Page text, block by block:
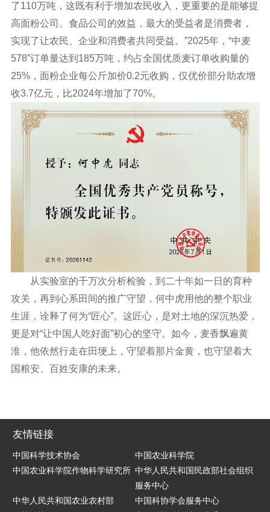
了110万吨，这既有利于增加农民收入，更重要的是能够提
高面粉公司、食品公司的效益，最大的受益者是消费者，
实现了让农民、企业和消费者共同受益。”2025年，“中麦
578”订单量达到185万吨，约占全国优质麦订单收购量的
25%，面粉企业每公斤加价0.2元收购，仅优价部分助农增
收3.7亿元，比2024年增加了70%。
从实验室的千万次分析检验，到二十年如一日的育种
攻关，再到心系田间的推广守望，何中虎用他的整个职业
生涯，诠释了何为“匠心”。这匠心，是对土地的深沉热爱，
更是对“让中国人吃好面”初心的坚守。如今，麦香飘遍黄
淮，他依然行走在田埂上，守望着那片金黄，也守望着大
国粮安、百姓安康的未来。
友情链接
中国科学技术协会
中国农业科学院
中国农业科学院作物科学研究所 中华人民共和国民政部社会组织
服务中心
中华人民共和国农业农村部
中国科协学会服务中心